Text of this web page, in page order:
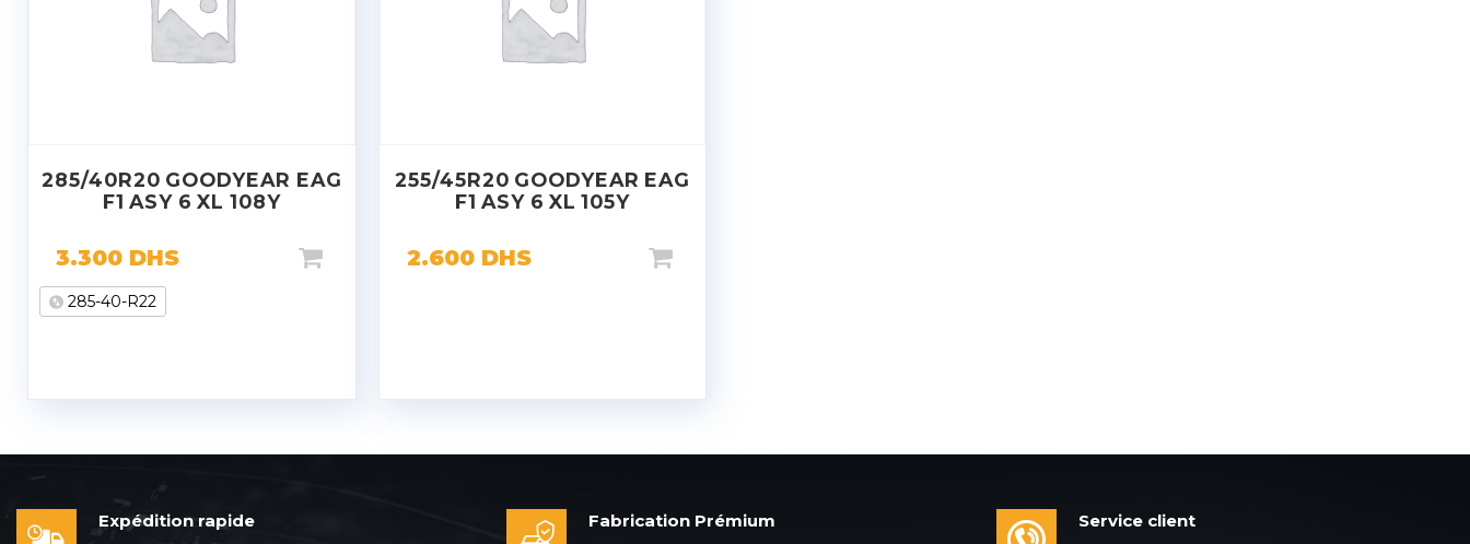
285/40R20 GOODYEAR EAG
F1 ASY 6 XL 108Y
3.300 DHS
285-40-R22
255/45R20 GOODYEAR EAG
F1 ASY 6 XL 105Y
2.600 DHS
Expédition rapide Fabrication Prémium Service client